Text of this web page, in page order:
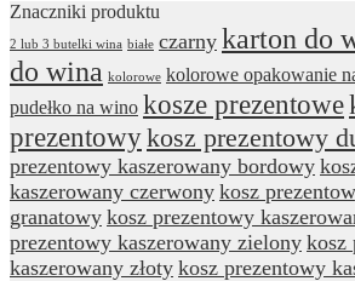
Znaczniki produktu
2 lub 3 butelki wina białe czarny karton do
do wina kolorowe kolorowe opakowanie
pudełko na wino kosze prezentowe
prezentowykosz prezentowy
prezentowy kaszerowany bordowy
kaszerowany czerwony kosz
granatowy kosz prezentowy
prezentowy kaszerowany zielony kosz
kaszerowany złoty kosz prezentowy